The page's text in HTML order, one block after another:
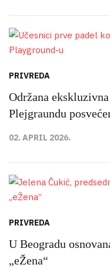
PRIVREDA
Održana
Plejgraundu
02. APRIL 2026.
PRIVREDA
U Beogradu
„eŽena“